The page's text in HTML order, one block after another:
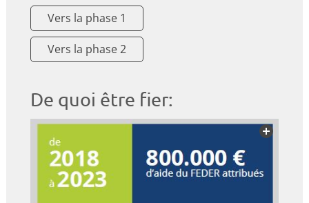
Vers la phase 1
Vers la phase 2
De quoi être fier: